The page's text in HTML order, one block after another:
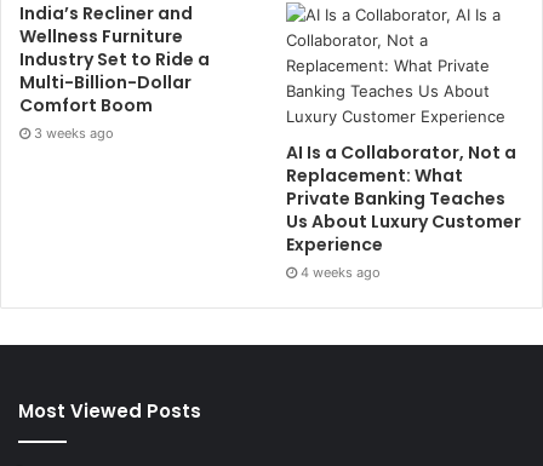
India’s Recliner and
Wellness Furniture
Industry Set to Ride a
Multi-Billion-Dollar
Comfort Boom
3 weeks ago
AI Is a Collaborator, Not a
Replacement: What
Private Banking Teaches
Us About Luxury Customer
Experience
4 weeks ago
Most Viewed Posts